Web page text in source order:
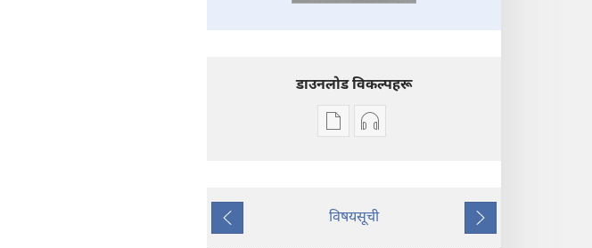
डाउनलोड विकल्पहरू
प्रकाशन
बाइबल
अडियो
बाइबल
अघिल्लो
विषयसूची
अर्को